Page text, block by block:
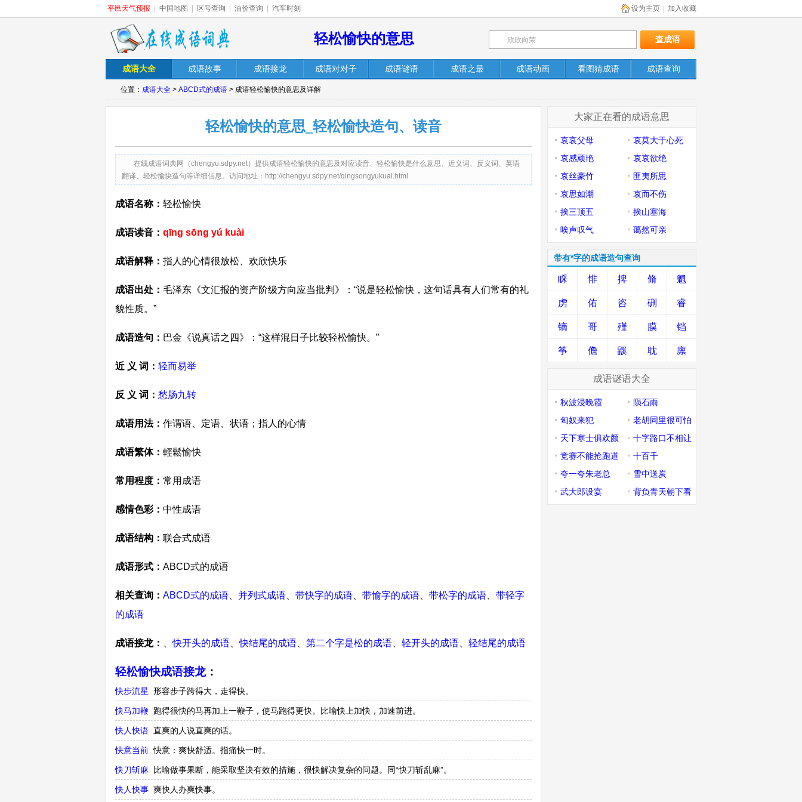
平邑天气预报 中国地图 区号查询 油价查询 汽车时刻 加入收藏
设为主页
轻松愉快的意思
成语大全 成语故事 成语接龙 成语对对子 成语谜语 成语之最 成语动画 看图猜成语 成语查询
位置： 成语大全 > ABCD式的成语 > 成语轻松愉快的意思及详解
轻松愉快的意思_轻松愉快造句、读音
在线成语词典网（chengyu.sdpy.net）提供成语轻松愉快的意思及对应读音、轻松愉快是什么意思、近义词、反义词、英语
翻译、轻松愉快造句等详细信息。访问地址：http://chengyu.sdpy.net/qingsongyukuai.html
成语名称： 轻松愉快
成语读音： qīng sōng yú kuài
成语解释： 指人的心情很放松、欢欣快乐
成语出处： 毛泽东《文汇报的资产阶级方向应当批判》：“说是轻松愉快，这句话具有人们常有的礼
貌性质。”
成语造句： 巴金《说真话之四》：“这样混日子比较轻松愉快。”
近 义 词： 轻而易举
反 义 词： 愁肠九转
成语用法： 作谓语、定语、状语；指人的心情
成语繁体： 輕鬆愉快
常用程度： 常用成语
感情色彩： 中性成语
成语结构： 联合式成语
成语形式： ABCD式的成语
相关查询： ABCD式的成语 并列式成语 带快字的成语 带愉字的成语 带松字的成语
带轻字
的成语
成语接龙： 、快开头的成语 、快结尾的成语 第二个字是松的成语 轻开头的成语 轻结尾的成语
轻松愉快成语接龙：
快步流星 形容步子跨得大，走得快。
快马加鞭 跑得很快的马再加上一鞭子，使马跑得更快。比喻快上加快，加速前进。
快人快语 直爽的人说直爽的话。
快意当前 快意：爽快舒适。指痛快一时。
快刀斩麻 比喻做事果断，能采取坚决有效的措施，很快解决复杂的问题。同“快刀斩乱麻”。
快人快事 爽快人办爽快事。
大家正在看的成语意思
哀哀父母
哀莫大于心死
哀感顽艳
哀哀欲绝
哀丝豪竹
匪夷所思
哀思如潮
哀而不伤
挨三顶五
挨山塞海
唉声叹气
蔼然可亲
带有*字的成语造句查询
睬 悱 捭 脩 魍
虏 佑 咨 硎 睿
镝 哥 殣 膜 铛
筝 儋 鼷 耽 廪
成语谜语大全
秋波浸晚霞
陨石雨
匈奴来犯
老胡同里很可怕
天下寒士俱欢颜
十字路口不相让
竞赛不能抢跑道
十百千
夸一夸朱老总
雪中送炭
武大郎设宴
背负青天朝下看